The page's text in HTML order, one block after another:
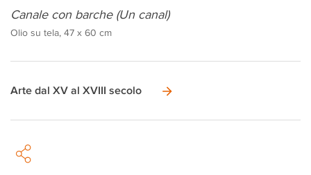
Canale con barche (Un canal)
Olio su tela, 47 x 60 cm
Arte dal XV al XVIII secolo